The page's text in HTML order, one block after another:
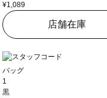
¥1,089
店舗在庫
バッグ
1
黒